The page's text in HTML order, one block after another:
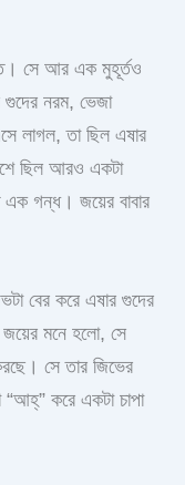
সে আর এক মুহূর্তও
গুদের নরম, ভেজা
লাগল, তা ছিল এষার
ছিল আরও একটা
এক গন্ধ। জয়ের বাবার
বের করে এষার গুদের
মনে হলো, সে
সে তার জিভের
“আহ্” করে একটা চাপা